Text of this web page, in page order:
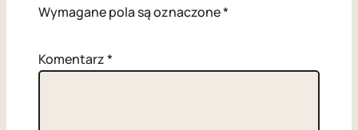
Wymagane pola są oznaczone*
Komentarz*